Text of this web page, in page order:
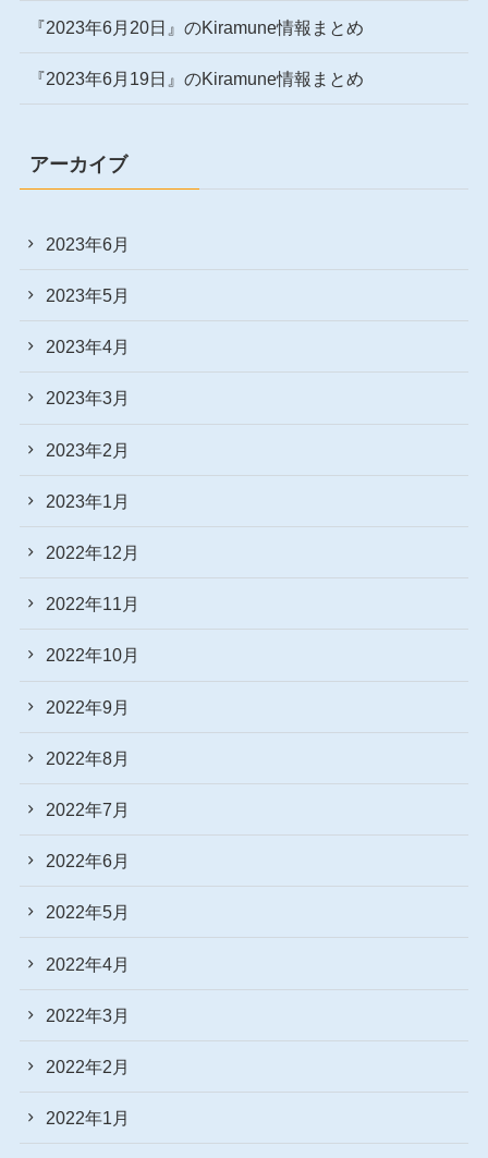
『2023年6月20日』のKiramune情報まとめ
『2023年6月19日』のKiramune情報まとめ
アーカイブ
2023年6月
2023年5月
2023年4月
2023年3月
2023年2月
2023年1月
2022年12月
2022年11月
2022年10月
2022年9月
2022年8月
2022年7月
2022年6月
2022年5月
2022年4月
2022年3月
2022年2月
2022年1月